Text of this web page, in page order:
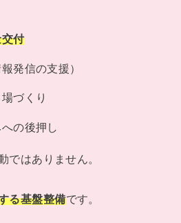
付
発信の支援）
づくり
の後押し
ではありません。
る基盤整備です。